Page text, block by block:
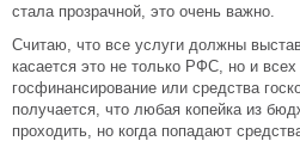
стала прозрачной, это очень важно.
Считаю, что все услуги должны
касается это не только РФС, но и всех
госфинансирование или средства
получается, что любая копейка из
проходить, но когда попадают